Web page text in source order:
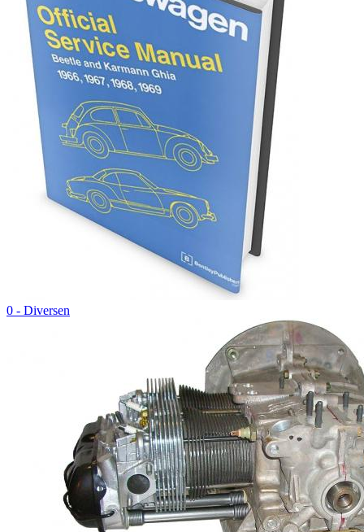
0 - Diversen